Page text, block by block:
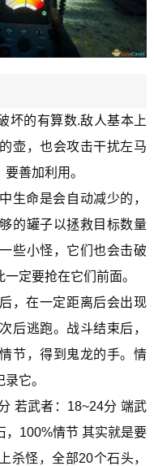
坏的有算数.敌人基本上
壶，也会攻击干扰左马
善加利用。
生命是会自动减少的，
的罐子以拯救目标数量
些小怪，它们也会击破
定要抢在它们前面。
，在一定距离后会出现
后逃跑。战斗结束后，
节，得到鬼龙的手。情
它。
若武者：18~24分 端武
，100%情节 其实就是要
杀怪，全部20个石头，